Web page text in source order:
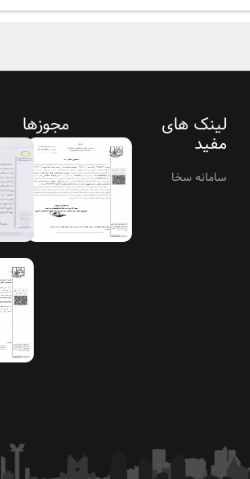
لینک های
مفید
سامانه سخا
مجوزها